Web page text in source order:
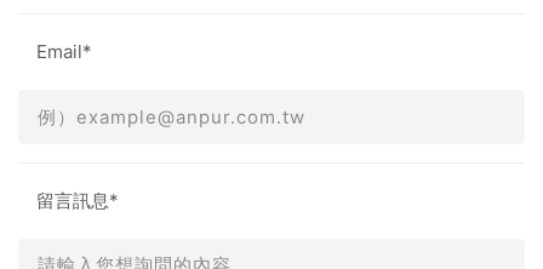
Email*
留言訊息*